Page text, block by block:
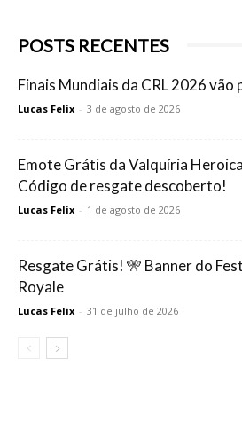
POSTS RECENTES
Finais Mundiais da CRL 2026 vão
Lucas Felix - 3 de agosto de 2026
Emote Grátis da Valquíria
Código de resgate descoberto!
Lucas Felix - 1 de agosto de 2026
Resgate Grátis! 🎌 Banner do
Royale
Lucas Felix - 31 de julho de 2026